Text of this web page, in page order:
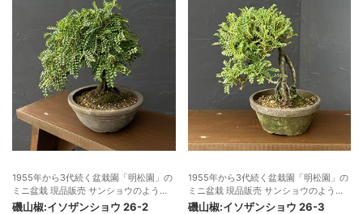
1955年から3代続く盆栽園「明松園」の
ミニ盆栽 現品販売 サンショウのような
独特の表情のある葉
磯山椒:イソザンショウ 26-2
1955年から3代続く盆栽園「明松園」の
ミニ盆栽 現品販売 サンショウのような
独特の表情のある葉
磯山椒:イソザンショウ 26-3